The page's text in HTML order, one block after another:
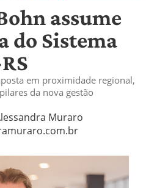
assume
do Sistema
em proximidade regional,
da nova gestão
Muraro